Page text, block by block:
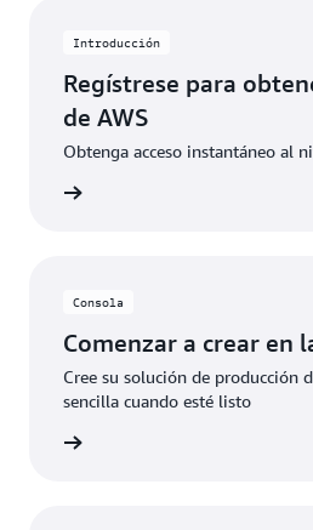
límites de uso gratuito o
automáticamente para cubrir
Introducción
Regístrese para
de AWS
Obtenga acceso instantáneo al
Consola
Comenzar a crear en
Cree su solución de producción
sencilla cuando esté listo